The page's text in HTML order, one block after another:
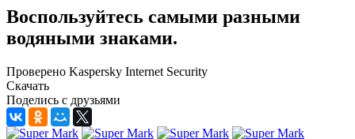
Воспользуйтесь самыми разными
водяными знаками.
Проверено Kaspersky Internet Security
Скачать
Поделись с друзьями